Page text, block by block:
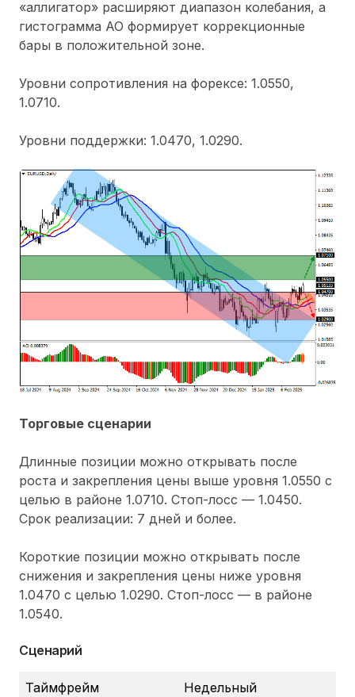
«аллигатор» расширяют диапазон колебания, а
гистограмма АО формирует коррекционные
бары в положительной зоне.
Уровни сопротивления на форексе: 1.0550,
1.0710.
Уровни поддержки: 1.0470, 1.0290.
Торговые сценарии
Длинные позиции можно открывать после
роста и закрепления цены выше уровня 1.0550 с
целью в районе 1.0710. Стоп-лосс — 1.0450.
Срок реализации: 7 дней и более.
Короткие позиции можно открывать после
снижения и закрепления цены ниже уровня
1.0470 с целью 1.0290. Стоп-лосс — в районе
1.0540.
Сценарий
Таймфрейм Недельный